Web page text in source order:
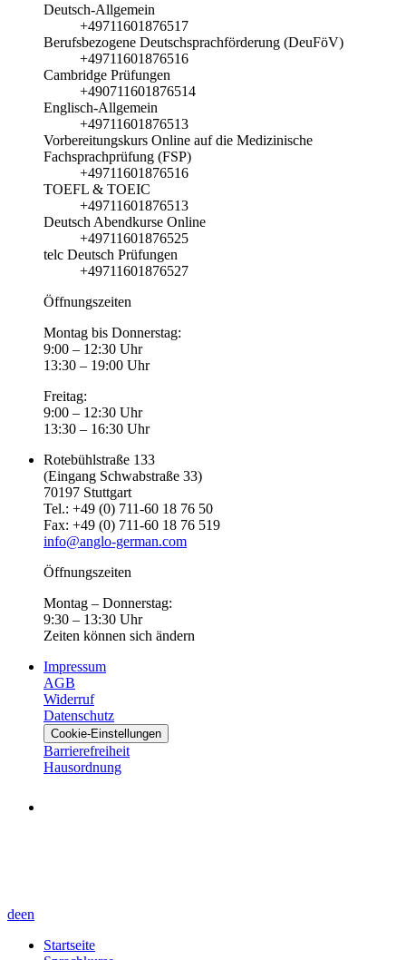
Deutsch-Allgemein
+49711601876517
Berufsbezogene Deutschsprachförderung (DeuFöV)
+49711601876516
Cambridge Prüfungen
+490711601876514
Englisch-Allgemein
+49711601876513
Vorbereitungskurs Online auf die Medizinische
Fachsprachprüfung (FSP)
+49711601876516
TOEFL & TOEIC
+49711601876513
Deutsch Abendkurse Online
+49711601876525
telc Deutsch Prüfungen
+49711601876527
Öffnungszeiten
Montag bis Donnerstag:
9:00 – 12:30 Uhr
13:30 – 19:00 Uhr
Freitag:
9:00 – 12:30 Uhr
13:30 – 16:30 Uhr
Rotebühlstraße 133
(Eingang Schwabstraße 33)
70197 Stuttgart
Tel.: +49 (0) 711-60 18 76 50
Fax: +49 (0) 711-60 18 76 519
info@anglo-german.com
Öffnungszeiten
Montag – Donnerstag:
9:30 – 13:30 Uhr
Zeiten können sich ändern
Impressum
AGB
Widerruf
Datenschutz
Cookie-Einstellungen
Barrierefreiheit
Hausordnung
deen
Startseite